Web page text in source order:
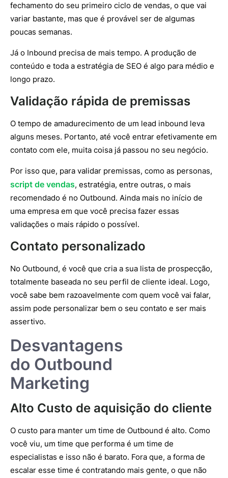
fechamento do seu primeiro ciclo de vendas, o que vai
variar bastante, mas que é provável ser de algumas
poucas semanas.
Já o Inbound precisa de mais tempo. A produção de
conteúdo e toda a estratégia de SEO é algo para médio e
longo prazo.
Validação rápida de premissas
O tempo de amadurecimento de um lead inbound leva
alguns meses. Portanto, até você entrar efetivamente em
contato com ele, muita coisa já passou no seu negócio.
Por isso que, para validar premissas, como as personas,
script de vendas, estratégia, entre outras, o mais
recomendado é no Outbound. Ainda mais no início de
uma empresa em que você precisa fazer essas
validações o mais rápido o possível.
Contato personalizado
No Outbound, é você que cria a sua lista de prospecção,
totalmente baseada no seu perfil de cliente ideal. Logo,
você sabe bem razoavelmente com quem você vai falar,
assim pode personalizar bem o seu contato e ser mais
assertivo.
Desvantagens
do Outbound
Marketing
Alto Custo de aquisição do cliente
O custo para manter um time de Outbound é alto. Como
você viu, um time que performa é um time de
especialistas e isso não é barato. Fora que, a forma de
escalar esse time é contratando mais gente, o que não